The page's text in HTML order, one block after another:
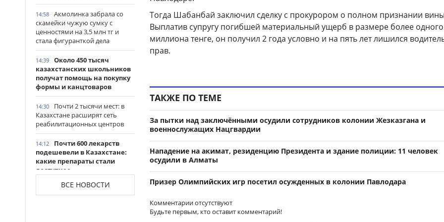
14:58
Акмолинка забрала со
скамейки чужую сумку с
ценностями на 3,5 млн тг и
стала фигуранткой дела
14:39
Около 450 тысяч
казахстанских школьников
получат помощь на покупку
формы и канцтоваров
14:30
Почти 2 тысячи мест: в
Казахстане расширят сеть
реабилитационных центров
14:12
Почти 600 лекарств
подешевели в Казахстане:
какие препараты стали
доступнее
Казахстанские
таеквондисты завоевали
ВСЕ НОВОСТИ
Тогда Шабанбай заключил сделку с прокурором о полном признании
Выплатив супругу погибшей материальный ущерб в размере более одного
миллиона тенге, он получил 2 года условно и на пять лет лишился
прав.
ТАКЖЕ ПО ТЕМЕ
За пытки над заключёнными осудили сотрудников колонии Жезказгана и
военнослужащих Нацгвардии
Нападение на акимат, резиденцию Президента и здание полиции: 11 человек
осудили в Алматы
Призер Олимпийских игр посетил осужденных в колонии Павлодара
Комментарии отсутствуют
Будьте первым, кто оставит комментарий!